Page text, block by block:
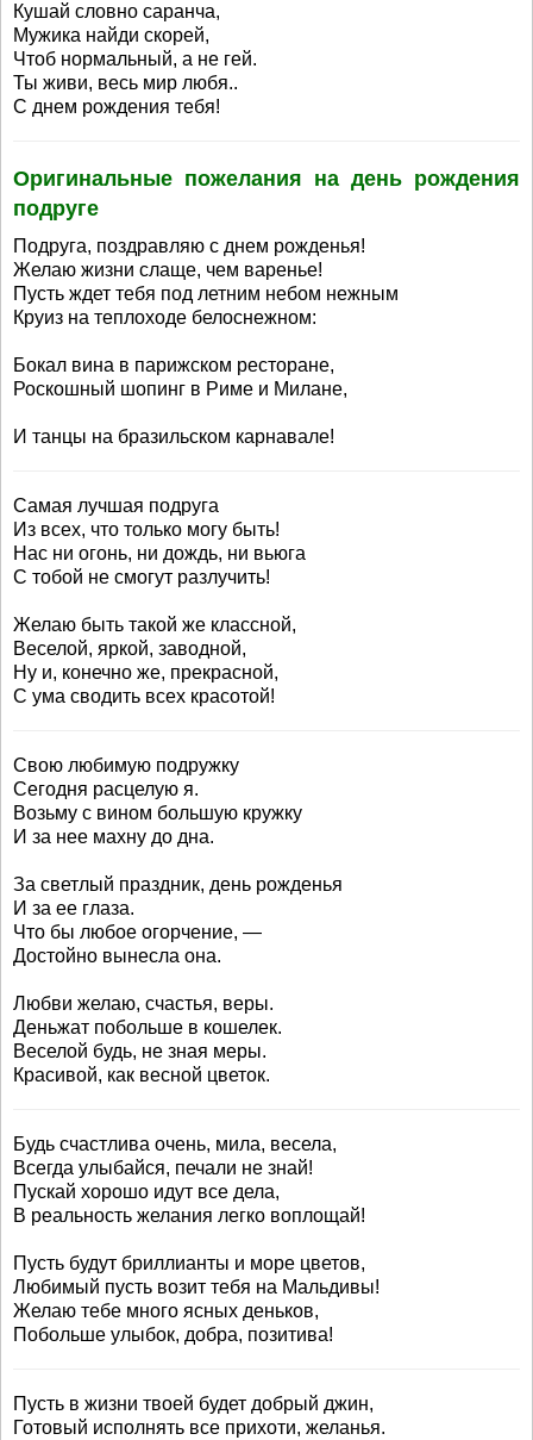
Кушай словно саранча,
Мужика найди скорей,
Чтоб нормальный, а не гей.
Ты живи, весь мир любя..
С днем рождения тебя!
Оригинальные пожелания на день рождения
подруге
Подруга, поздравляю с днем рожденья!
Желаю жизни слаще, чем варенье!
Пусть ждет тебя под летним небом нежным
Круиз на теплоходе белоснежном:
Бокал вина в парижском ресторане,
Роскошный шопинг в Риме и Милане,
И танцы на бразильском карнавале!
Самая лучшая подруга
Из всех, что только могу быть!
Нас ни огонь, ни дождь, ни вьюга
С тобой не смогут разлучить!
Желаю быть такой же классной,
Веселой, яркой, заводной,
Ну и, конечно же, прекрасной,
С ума сводить всех красотой!
Свою любимую подружку
Сегодня расцелую я.
Возьму с вином большую кружку
И за нее махну до дна.
За светлый праздник, день рожденья
И за ее глаза.
Что бы любое огорчение, —
Достойно вынесла она.
Любви желаю, счастья, веры.
Деньжат побольше в кошелек.
Веселой будь, не зная меры.
Красивой, как весной цветок.
Будь счастлива очень, мила, весела,
Всегда улыбайся, печали не знай!
Пускай хорошо идут все дела,
В реальность желания легко воплощай!
Пусть будут бриллианты и море цветов,
Любимый пусть возит тебя на Мальдивы!
Желаю тебе много ясных деньков,
Побольше улыбок, добра, позитива!
Пусть в жизни твоей будет добрый джин,
Готовый исполнять все прихоти, желанья.